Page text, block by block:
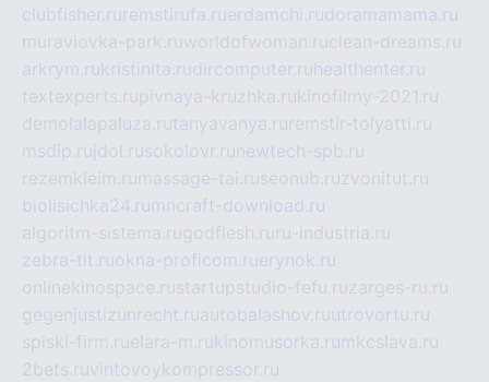
clubfisher.ru remstirufa.ruerdamchi.rudoramamama.ru
muraviovka-park.ruworldofwoman.ruclean-dreams.ru
arkrym.rukristinita.rudircomputer.ru healthenter.ru
textexperts.rupivnaya-kruzhka.rukinofilmy-2021.ru
demolalapaluza.rutanyavanya.ru remstir-tolyatti.ru
msdip.ru jdol.rusokolovr.ru newtech-spb.ru
rezemkleim.ru massage-tai.ruseonub.ruzvonitut.ru
biolisichka24.ru mncraft-download.ru
algoritm-sistema.rugodflesh.ru ru-industria.ru
zebra-tlt.ruokna-proficom.ruerynok.ru
onlinekinospace.rustartupstudio-fefu.ruzarges-ru.ru
gegenjustizunrecht.ruautobalashov.ruutrovortu.ru
spiski-firm.ruelara-m.rukinomusorka.ru mkcslava.ru
2bets.ruvintovoykompressor.ru